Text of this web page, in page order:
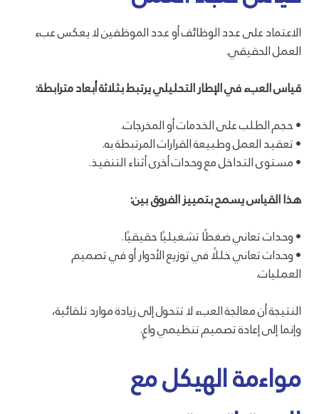
الاعتماد على عدد الوظائف أو عدد الموظفين لا يعكس عبء
العمل الحقيقي.
قياس العبء في الإطار التحليلي يرتبط بثلاثة أبعاد مترابطة:
• حجم الطلب على الخدمات أو المخرجات.
• تعقيد العمل وطبيعة القرارات المرتبطة به.
• مستوى التداخل مع وحدات أخرى أثناء التنفيذ.
هذا القياس يسمح بتمييز الفروق بين:
• وحدات تعاني ضغطًا تشغيليًا حقيقيًا.
• وحدات تعاني خللًا في توزيع الأدوار أو في تصميم
العمليات.
النتيجة أن معالجة العبء لا تتحول إلى زيادة موارد تلقائية،
وإنما إلى إعادة تصميم تنظيمي واعٍ.
مواءمة الهيكل مع